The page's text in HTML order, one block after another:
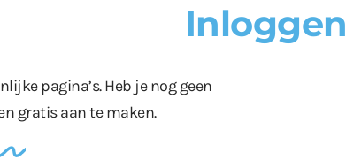
Inloggen
pagina’s. Heb je nog geen
gratis aan te maken.